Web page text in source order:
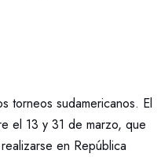
torneos sudamericanos. El
el 13 y 31 de marzo, que
en República